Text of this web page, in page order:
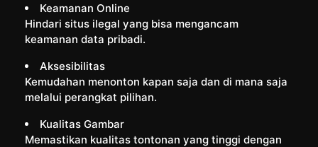
Keamanan Online
Hindari situs ilegal yang bisa mengancam
keamanan data pribadi.
Aksesibilitas
Kemudahan menonton kapan saja dan di mana saja
melalui perangkat pilihan.
Kualitas Gambar
Memastikan kualitas tontonan yang tinggi dengan